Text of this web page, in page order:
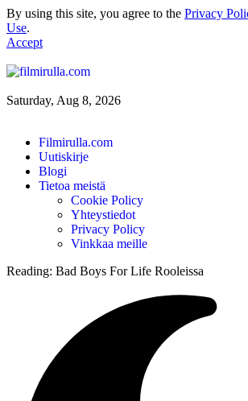
By using this site, you agree to the Privacy
Use.
Accept
Saturday, Aug 8, 2026
Filmirulla.com
Uutiskirje
Blogi
Tietoa meistä
Cookie Policy
Yhteystiedot
Privacy Policy
Vinkkaa meille
Reading: Bad Boys For Life Rooleissa